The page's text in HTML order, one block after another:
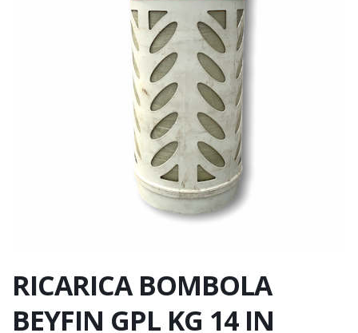
RICARICA BOMBOLA
BEYFIN GPL KG 14 IN